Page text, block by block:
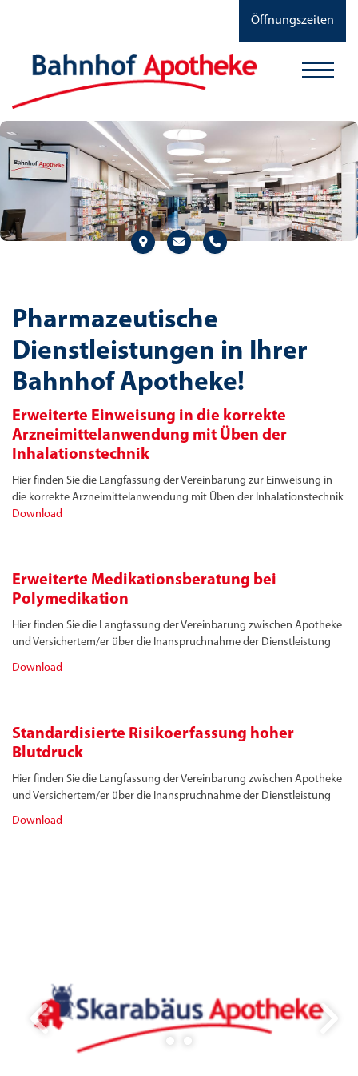
Öffnungszeiten
Pharmazeutische
Dienstleistungen in Ihrer
Bahnhof Apotheke!
Erweiterte Einweisung in die korrekte
Arzneimittelanwendung mit Üben der
Inhalationstechnik
Hier finden Sie die Langfassung der Vereinbarung zur Einweisung in
die korrekte Arzneimittelanwendung mit Üben der Inhalationstechnik
Download
Erweiterte Medikationsberatung bei
Polymedikation
Hier finden Sie die Langfassung der Vereinbarung zwischen Apotheke
und Versichertem/er über die Inanspruchnahme der Dienstleistung
Download
Standardisierte Risikoerfassung hoher
Blutdruck
Hier finden Sie die Langfassung der Vereinbarung zwischen Apotheke
und Versichertem/er über die Inanspruchnahme der Dienstleistung
Download